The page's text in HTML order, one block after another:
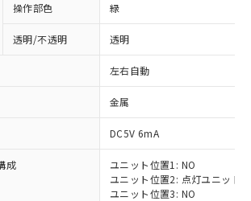
操作部色 緑
透明/不透明 透明
左右自動
金属
DC5V 6mA
成
ユニット位置1: NO
ユニット位置2: 点灯ユニット
ユニット位置3: NO